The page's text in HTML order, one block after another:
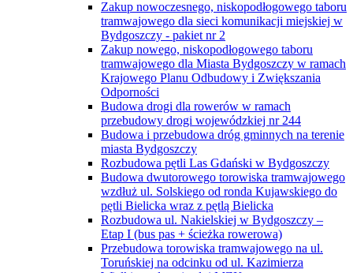
Zakup nowoczesnego, niskopodłogowego taboru
tramwajowego dla sieci komunikacji miejskiej w
Bydgoszczy - pakiet nr 2
Zakup nowego, niskopodłogowego taboru
tramwajowego dla Miasta Bydgoszczy w ramach
Krajowego Planu Odbudowy i Zwiększania
Odporności
Budowa drogi dla rowerów w ramach
przebudowy drogi wojewódzkiej nr 244
Budowa i przebudowa dróg gminnych na terenie
miasta Bydgoszczy
Rozbudowa pętli Las Gdański w Bydgoszczy
Budowa dwutorowego torowiska tramwajowego
wzdłuż ul. Solskiego od ronda Kujawskiego do
pętli Bielicka wraz z pętlą Bielicka
Rozbudowa ul. Nakielskiej w Bydgoszczy –
Etap I (bus pas + ścieżka rowerowa)
Przebudowa torowiska tramwajowego na ul.
Toruńskiej na odcinku od ul. Kazimierza